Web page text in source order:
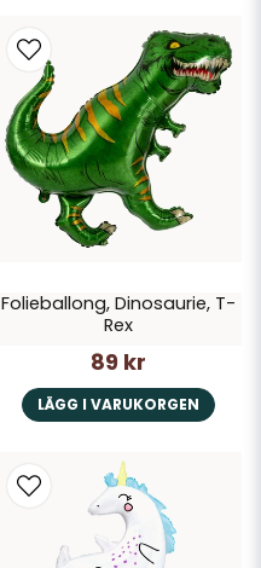
Folieballong, Dinosaurie, T-
Rex
89 kr
LÄGG I VARUKORGEN